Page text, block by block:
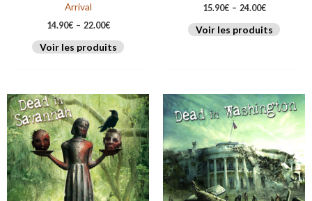
Arrival
14.90€ – 22.00€
Voir les produits
15.90€ – 24.00€
Voir les produits
Plage
de
prix :
15.90€
à
23.00€
Plage
de
prix :
15.90€
à
24.00€